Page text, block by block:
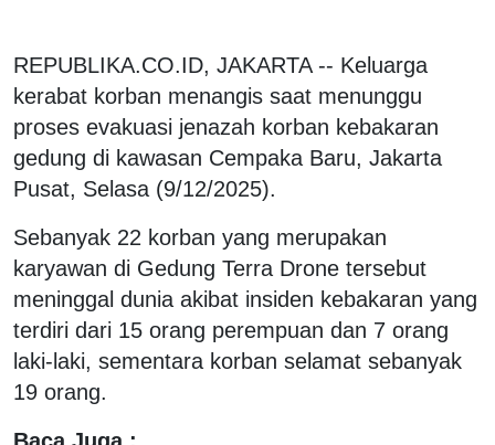
REPUBLIKA.CO.ID, JAKARTA -- Keluarga
kerabat korban menangis saat menunggu
proses evakuasi jenazah korban kebakaran
gedung di kawasan Cempaka Baru, Jakarta
Pusat, Selasa (9/12/2025).
Sebanyak 22 korban yang merupakan
karyawan di Gedung Terra Drone tersebut
meninggal dunia akibat insiden kebakaran yang
terdiri dari 15 orang perempuan dan 7 orang
laki-laki, sementara korban selamat sebanyak
19 orang.